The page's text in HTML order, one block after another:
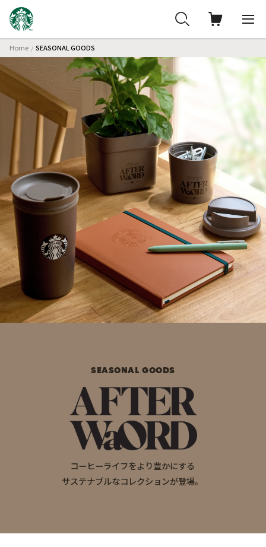
Home SEASONAL GOODS
SEASONAL GOODS
コーヒーライフをより豊かにする
サステナブルなコレクションが登場。